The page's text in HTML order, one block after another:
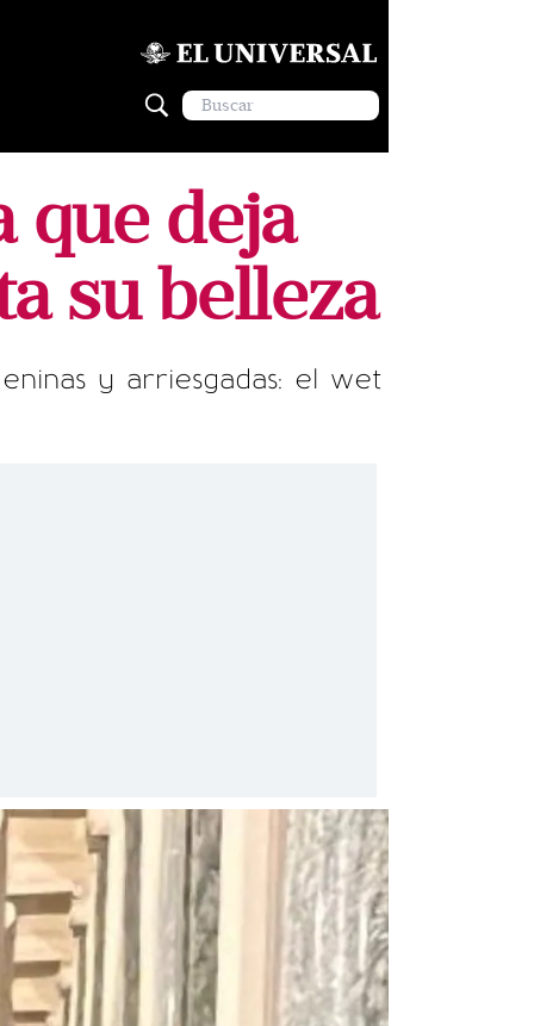
que deja
su belleza
y arriesgadas: el wet